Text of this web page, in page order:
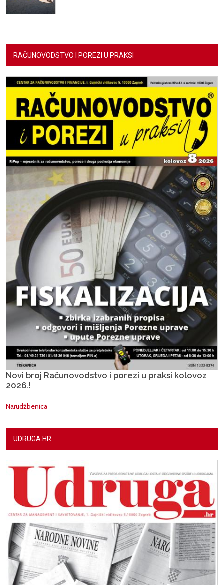
RAČUNOVODSTVO I POREZI U PRAKSI
Novi broj Računovodstvo i porezi u praksi kolovoz
2026.!
Narudžbenica
UDRUGA.HR